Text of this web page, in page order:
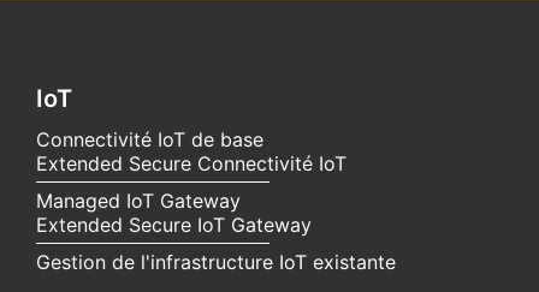
IoT
Connectivité IoT de base
Extended Secure Connectivité IoT
Managed IoT Gateway
Extended Secure IoT Gateway
Gestion de l'infrastructure IoT existante